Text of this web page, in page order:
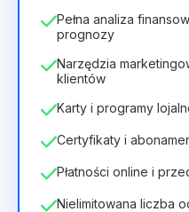
Pełna analiza
prognozy
Narzędzia
klientów
Karty i programy
Certyfikaty i
Płatności online i
Nielimitowana liczba